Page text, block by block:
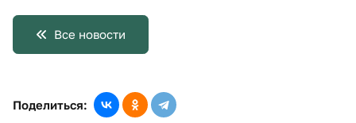
Все новости
Поделиться: